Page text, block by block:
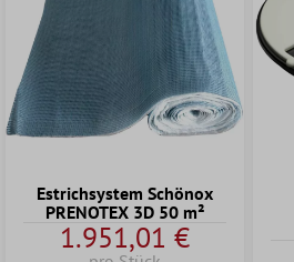
Estrichsystem Schönox
PRENOTEX 3D 50 m²
1.951,01 €